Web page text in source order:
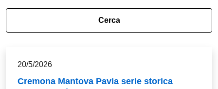
20/5/2026
Cremona Mantova Pavia serie storica